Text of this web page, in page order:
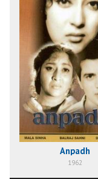
Anpadh
1962